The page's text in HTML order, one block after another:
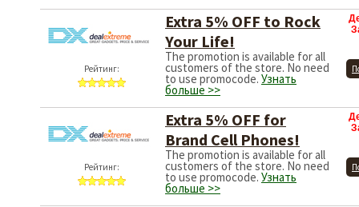
Рейтинг:
Extra 5% OFF to Rock
Your Life!
The promotion is available for all
customers of the store. No need
to use promocode. Узнать
больше >>
Рейтинг:
Extra 5% OFF for
Brand Cell Phones!
The promotion is available for all
customers of the store. No need
to use promocode. Узнать
больше >>